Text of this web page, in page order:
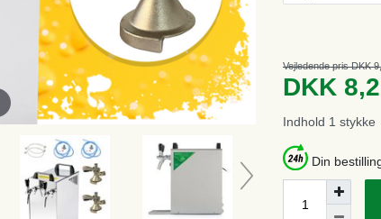
Vejledende pris DKK
DKK
Indhold 1 stykke
Din